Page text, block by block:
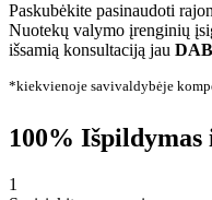
Paskubėkite pasinaudoti
Nuotekų valymo įrenginių
išsamią konsultaciją jau
*kiekvienoje savivaldybėje
100% Išpildymas
1